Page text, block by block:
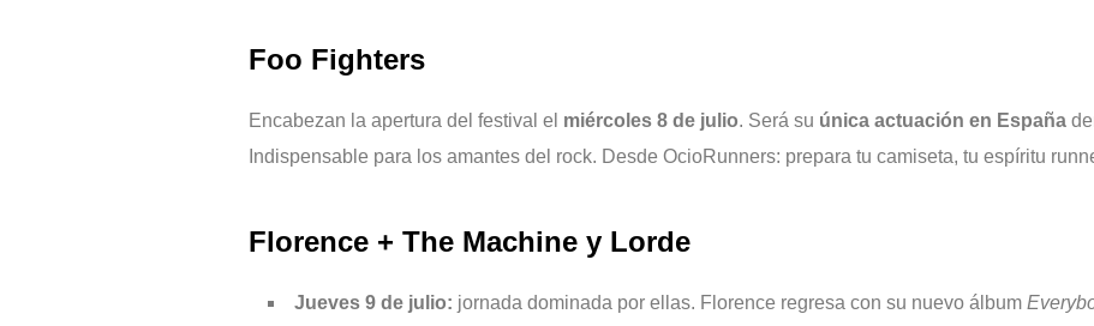
Foo Fighters
Encabezan la apertura del festival el miércoles 8 de julio. Será su única actuación en España
Indispensable para los amantes del rock. Desde OcioRunners: prepara tu camiseta, tu espíritu
Florence + The Machine y Lorde
Jueves 9 de julio: jornada dominada por ellas. Florence regresa con su nuevo álbum